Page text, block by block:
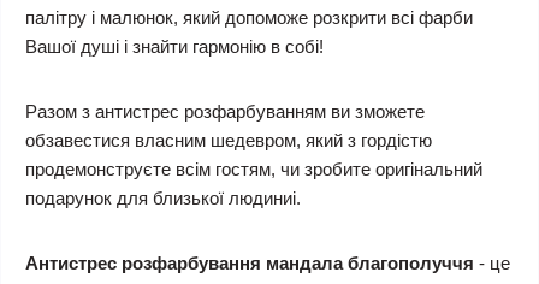
палітру і малюнок, який допоможе розкрити всі фарби
Вашої душі і знайти гармонію в собі!
Разом з антистрес розфарбуванням ви зможете
обзавестися власним шедевром, який з гордістю
продемонструєте всім гостям, чи зробите оригінальний
подарунок для близької людиниі.
Антистрес розфарбування мандала благополуччя - це